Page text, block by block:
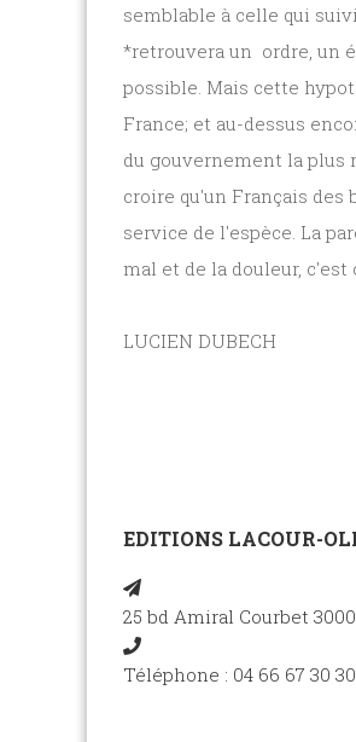
semblable à celle qui
*retrouvera un ordre, un
possible. Mais cette
France; et au-dessus
du gouvernement la plus
croire qu'un Français des
service de l'espèce. La
mal et de la douleur,
LUCIEN DUBECH
EDITIONS LACOUR-
25 bd Amiral Courbet
Téléphone : 04 66 67 30 30